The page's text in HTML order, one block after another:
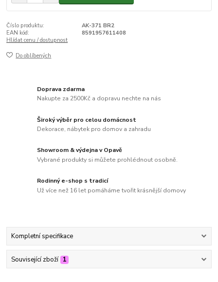
Číslo produktu:
AK-371 BR2
EAN kód:
8591957611408
Hlídat cenu / dostupnost
Do oblíbených
Doprava zdarma
Nakupte za 2500Kč a dopravu nechte na nás
Široký výběr pro celou domácnost
Dekorace, nábytek pro domov a zahradu
Showroom & výdejna v Opavě
Vybrané produkty si můžete prohlédnout osobně.
Rodinný e-shop s tradicí
Už více než 16 let pomáháme tvořit krásnější domovy
Kompletní specifikace
Související zboží 1